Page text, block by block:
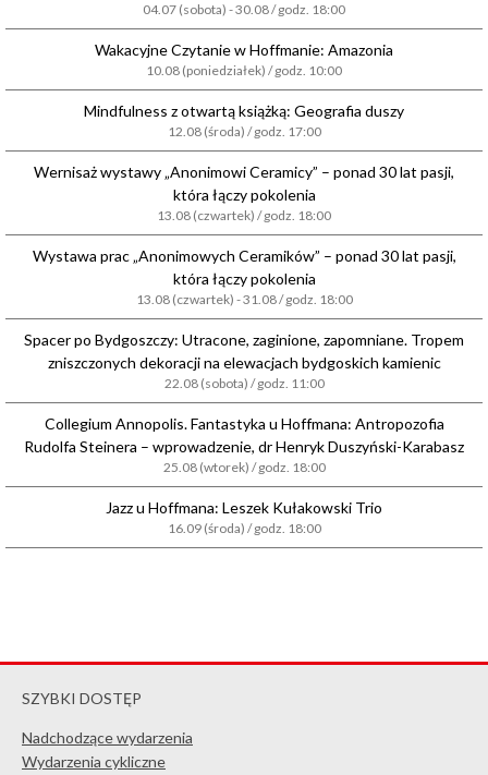
04.07 (sobota) - 30.08 / godz. 18:00
Wakacyjne Czytanie w Hoffmanie: Amazonia
10.08 (poniedziałek) / godz. 10:00
Mindfulness z otwartą książką: Geografia duszy
12.08 (środa) / godz. 17:00
Wernisaż wystawy „Anonimowi Ceramicy” – ponad 30 lat pasji,
która łączy pokolenia
13.08 (czwartek) / godz. 18:00
Wystawa prac „Anonimowych Ceramików” – ponad 30 lat pasji,
która łączy pokolenia
13.08 (czwartek) - 31.08 / godz. 18:00
Spacer po Bydgoszczy: Utracone, zaginione, zapomniane. Tropem
zniszczonych dekoracji na elewacjach bydgoskich kamienic
22.08 (sobota) / godz. 11:00
Collegium Annopolis. Fantastyka u Hoffmana: Antropozofia
Rudolfa Steinera – wprowadzenie, dr Henryk Duszyński-Karabasz
25.08 (wtorek) / godz. 18:00
Jazz u Hoffmana: Leszek Kułakowski Trio
16.09 (środa) / godz. 18:00
SZYBKI DOSTĘP
Nadchodzące wydarzenia
Wydarzenia cykliczne